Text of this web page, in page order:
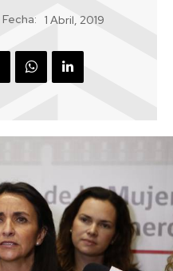
Fecha: 1 Abril, 2019